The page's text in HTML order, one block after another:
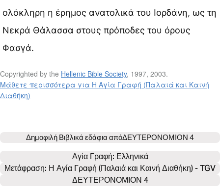
ολόκληρη η έρημος ανατολικά του Ιορδάνη, ως τη
Νεκρά Θάλασσα στους πρόποδες του όρους
Φασγά.
Copyrighted by the Hellenic Bible Society, 1997, 2003.
Μάθετε περισσότερα για Η Αγία Γραφή (Παλαιά και Καινή
Διαθήκη)
Δημοφιλή Βιβλικά εδάφια απόΔΕΥΤΕΡΟΝΟΜΙΟΝ 4
Αγία Γραφή: Ελληνικά
Μετάφραση: Η Αγία Γραφή (Παλαιά και Καινή Διαθήκη) - TGV
ΔΕΥΤΕΡΟΝΟΜΙΟΝ 4